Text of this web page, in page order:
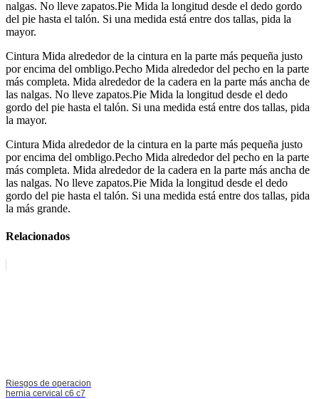
nalgas. No lleve zapatos.Pie Mida la longitud desde el dedo gordo
del pie hasta el talón. Si una medida está entre dos tallas, pida la
mayor.
Cintura Mida alrededor de la cintura en la parte más pequeña justo
por encima del ombligo.Pecho Mida alrededor del pecho en la parte
más completa. Mida alrededor de la cadera en la parte más ancha de
las nalgas. No lleve zapatos.Pie Mida la longitud desde el dedo
gordo del pie hasta el talón. Si una medida está entre dos tallas, pida
la mayor.
Cintura Mida alrededor de la cintura en la parte más pequeña justo
por encima del ombligo.Pecho Mida alrededor del pecho en la parte
más completa. Mida alrededor de la cadera en la parte más ancha de
las nalgas. No lleve zapatos.Pie Mida la longitud desde el dedo
gordo del pie hasta el talón. Si una medida está entre dos tallas, pida
la más grande.
Relacionados
Riesgos de operacion
hernia cervical c6 c7